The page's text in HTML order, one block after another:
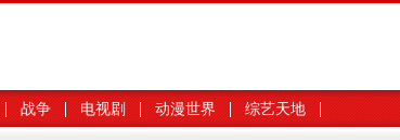
战争 电视剧 动漫世界 综艺天地